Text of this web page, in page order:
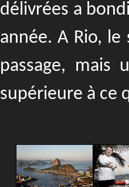
délivrées a
année. A Rio,
passage,
supérieure à ce